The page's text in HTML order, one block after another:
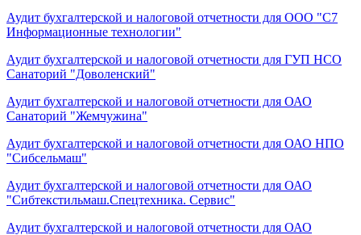
Аудит бухгалтерской и налоговой отчетности для ООО "С7
Информационные технологии"
Аудит бухгалтерской и налоговой отчетности для ГУП НСО
Санаторий "Доволенский"
Аудит бухгалтерской и налоговой отчетности для ОАО
Санаторий "Жемчужина"
Аудит бухгалтерской и налоговой отчетности для ОАО НПО
"Сибсельмаш"
Аудит бухгалтерской и налоговой отчетности для ОАО
"Сибтекстильмаш.Спецтехника. Сервис"
Аудит бухгалтерской и налоговой отчетности для ОАО